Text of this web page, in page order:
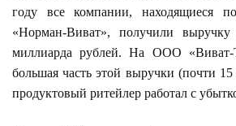
году все компании, находящиеся
«Норман-Виват», получили
миллиарда рублей. На ООО «Виват-
большая часть этой выручки (почти
продуктовый ритейлер работал с